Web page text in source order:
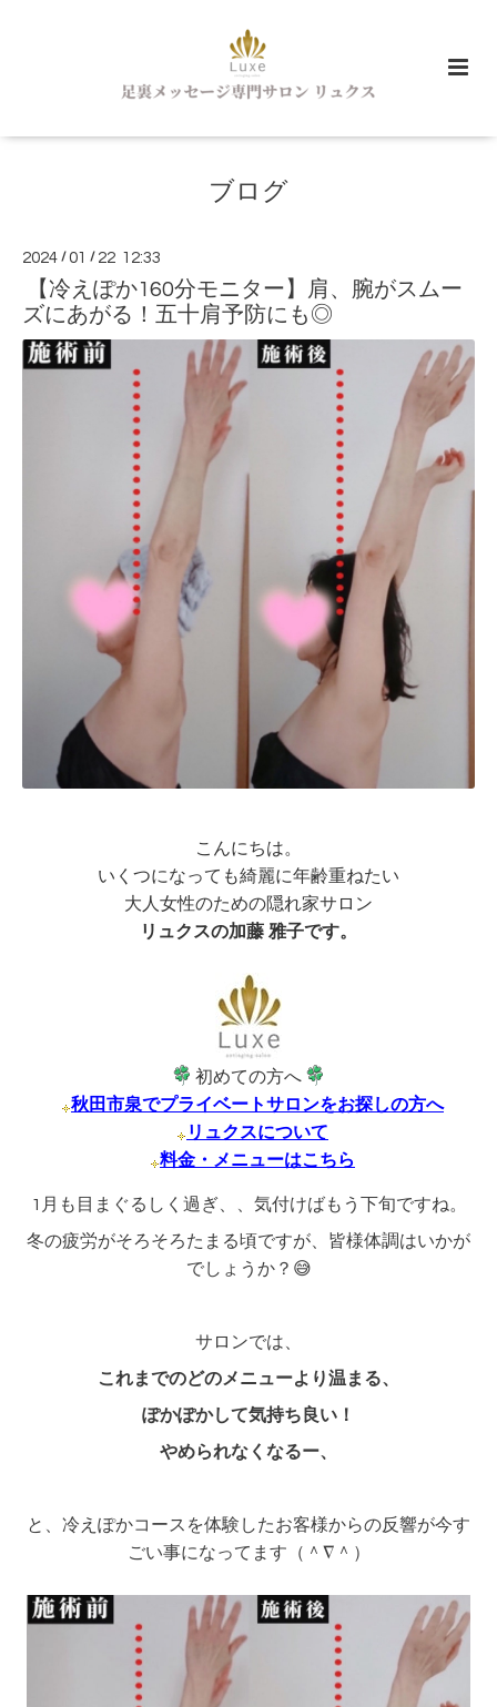
ブログ
2024 /01 / 22 12:33
【冷えぽか160分モニター】肩、腕がスムー
ズにあがる！五十肩予防にも◎
こんにちは。
いくつになっても綺麗に年齢重ねたい
大人女性のための隠れ家サロン
リュクスの加藤 雅子です。
初めての方へ
秋田市泉でプライベートサロンをお探しの方へ
リュクスについて
料金・メニューはこちら
1月も目まぐるしく過ぎ、、気付けばもう下旬ですね。
冬の疲労がそろそろたまる頃ですが、皆様体調はいかが
でしょうか？😅
サロンでは、
これまでのどのメニューより温まる、
ぽかぽかして気持ち良い！
やめられなくなるー、
と、冷えぽかコースを体験したお客様からの反響が今す
ごい事になってます（＾∇＾）